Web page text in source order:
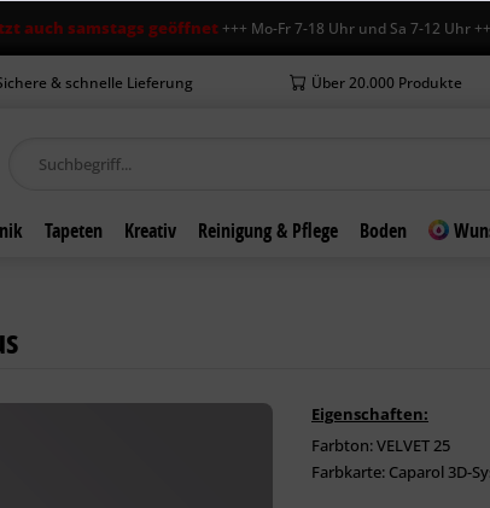
geöffnet +++ Mo-Fr 7-18 Uhr und Sa 7-12 Uhr +++ +++
& schnelle Lieferung Über 20.000 Produkte
Tapeten Kreativ Reinigung & Pflege Boden
Eigenschaften:
Farbton: VELVET 25
Farbkarte: Caparol 3D-